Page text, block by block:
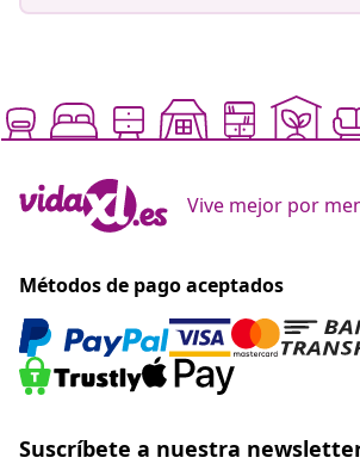
Vive mejor por
Métodos de pago aceptados
Suscríbete a nuestra